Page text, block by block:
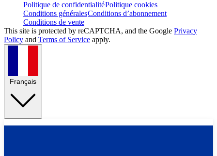
Politique de confidentialitéPolitique cookies
Conditions généralesConditions d’abonnement
Conditions de vente
This site is protected by reCAPTCHA, and the Google Privacy
Policy and Terms of Service apply.
Français